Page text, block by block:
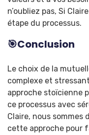
n’oubliez pas, Si
étape du processus.
🎯Conclusion
Le choix de la
complexe et
approche stoïcienne
ce processus avec
Claire, nous sommes
cette approche pour